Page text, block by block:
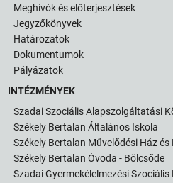
Meghívók és előterjesztések
Jegyzőkönyvek
Határozatok
Dokumentumok
Pályázatok
INTÉZMÉNYEK
Szadai Szociális Alapszolgáltatási
Székely Bertalan Általános Iskola
Székely Bertalan Művelődési Ház
Székely Bertalan Óvoda - Bölcsőde
Szadai Gyermekélelmezési